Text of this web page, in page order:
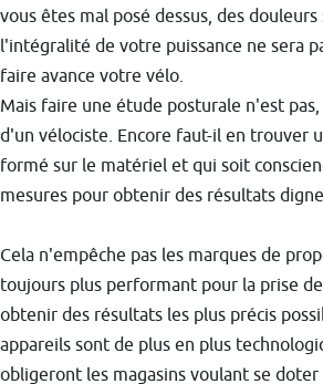
vous êtes mal posé dessus, des
l'intégralité de votre puissance ne sera
faire avance votre vélo.
Mais faire une étude posturale n'est
d'un vélociste. Encore faut-il en trouver
formé sur le matériel et qui soit
mesures pour obtenir des résultats
Cela n'empêche pas les marques de
toujours plus performant pour la prise
obtenir des résultats les plus précis
appareils sont de plus en plus
obligeront les magasins voulant se